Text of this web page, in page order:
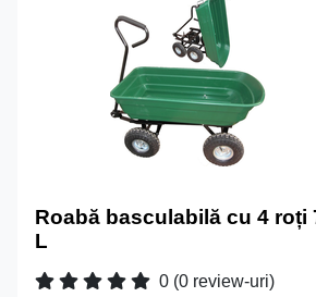
Roabă basculabilă cu 4 roți
L
0 (0 review-uri)